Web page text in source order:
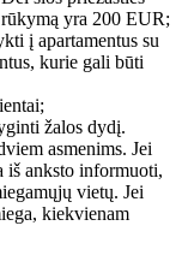
yra 200 EUR;
į apartamentus su
kurie gali būti
žalos dydį.
asmenims. Jei
iš anksto informuoti,
vietų. Jei
kiekvienam